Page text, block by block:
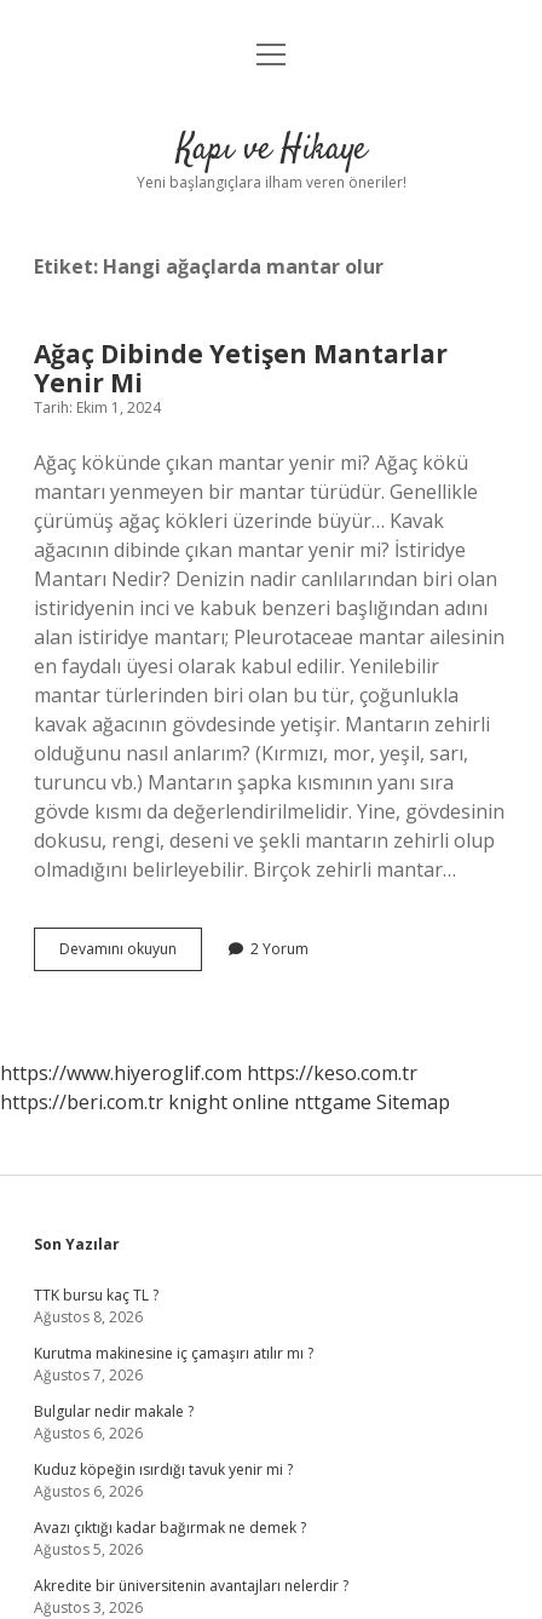
Anasayfa
Yasal Uyarı
menüyü
Kapı ve Hikaye
Yeni başlangıçlara ilham veren öneriler!
Etiket: Hangi ağaçlarda mantar olur
Ağaç Dibinde Yetişen Mantarlar
Yenir Mi
Tarih: Ekim 1, 2024
Ağaç kökünde çıkan mantar yenir mi? Ağaç kökü
mantarı yenmeyen bir mantar türüdür. Genellikle
çürümüş ağaç kökleri üzerinde büyür… Kavak
ağacının dibinde çıkan mantar yenir mi? İstiridye
Mantarı Nedir? Denizin nadir canlılarından biri olan
istiridyenin inci ve kabuk benzeri başlığından adını
alan istiridye mantarı; Pleurotaceae mantar ailesinin
en faydalı üyesi olarak kabul edilir. Yenilebilir
mantar türlerinden biri olan bu tür, çoğunlukla
kavak ağacının gövdesinde yetişir. Mantarın zehirli
olduğunu nasıl anlarım? (Kırmızı, mor, yeşil, sarı,
turuncu vb.) Mantarın şapka kısmının yanı sıra
gövde kısmı da değerlendirilmelidir. Yine, gövdesinin
dokusu, rengi, deseni ve şekli mantarın zehirli olup
olmadığını belirleyebilir. Birçok zehirli mantar…
Devamını okuyun
Dibinde
2 Yorum
https://www.hiyeroglif.com https://keso.com.tr
https://beri.com.tr knight online nttgame Sitemap
Sidebar
Son Yazılar
TTK bursu kaç TL ?
Ağustos 8, 2026
Kurutma makinesine iç çamaşırı atılır mı ?
Ağustos 7, 2026
Bulgular nedir makale ?
Ağustos 6, 2026
Kuduz köpeğin ısırdığı tavuk yenir mi ?
Ağustos 6, 2026
Avazı çıktığı kadar bağırmak ne demek ?
Ağustos 5, 2026
Akredite bir üniversitenin avantajları nelerdir ?
Ağustos 3, 2026